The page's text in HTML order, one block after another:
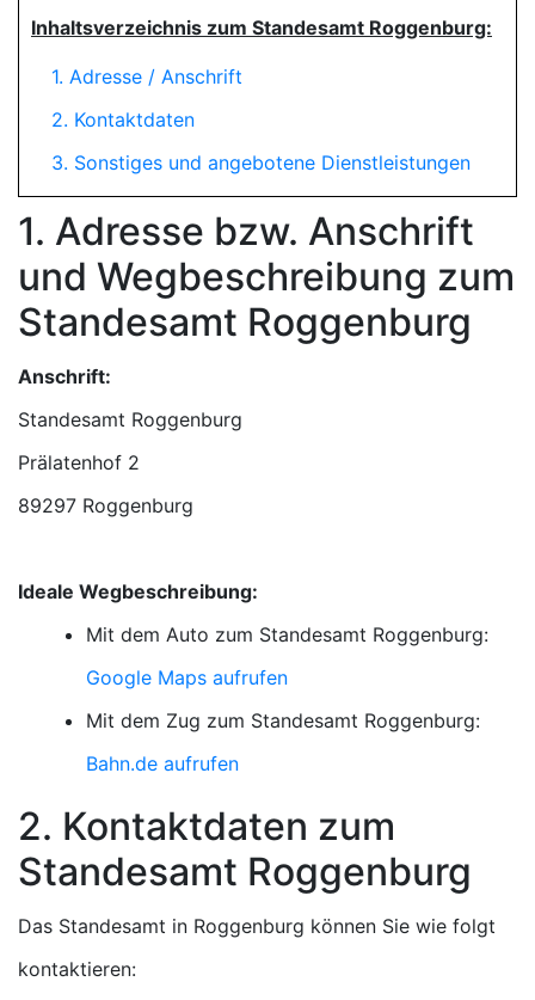
Inhaltsverzeichnis zum Standesamt Roggenburg:
1. Adresse / Anschrift
2. Kontaktdaten
3. Sonstiges und angebotene Dienstleistungen
1. Adresse bzw. Anschrift
und Wegbeschreibung zum
Standesamt Roggenburg
Anschrift:
Standesamt Roggenburg
89297 Roggenburg
Ideale Wegbeschreibung:
Mit dem Auto zum Standesamt Roggenburg:
Google Maps aufrufen
Mit dem Zug zum Standesamt Roggenburg:
Bahn.de aufrufen
2. Kontaktdaten zum
Standesamt Roggenburg
Das Standesamt in Roggenburg können Sie wie folgt
kontaktieren: